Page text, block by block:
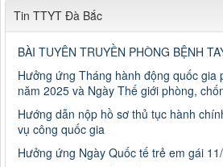
Tin TTYT Đà Bắc
BÀI TUYÊN TRUYỀN PHÒNG BỆNH
Hưởng ứng Tháng hành động quốc gia
năm 2025 và Ngày Thế giới phòng,
Hướng dẫn nộp hồ sơ thủ tục hành
vụ công quốc gia
Hưởng ứng Ngày Quốc tế trẻ em gái